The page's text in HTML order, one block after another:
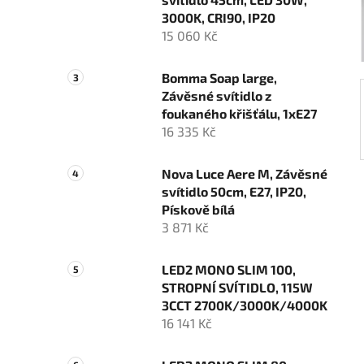
n
e
3000K, CRI90, IP20
15 060 Kč
Bomma Soap large,
Závěsné svítidlo z
foukaného křišťálu, 1xE27
16 335 Kč
Nova Luce Aere M, Závěsné
svítidlo 50cm, E27, IP20,
Pískově bílá
3 871 Kč
LED2 MONO SLIM 100,
STROPNÍ SVÍTIDLO, 115W
3CCT 2700K/3000K/4000K
16 141 Kč